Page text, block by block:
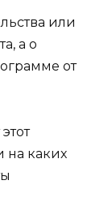
или
а о
от
на каких